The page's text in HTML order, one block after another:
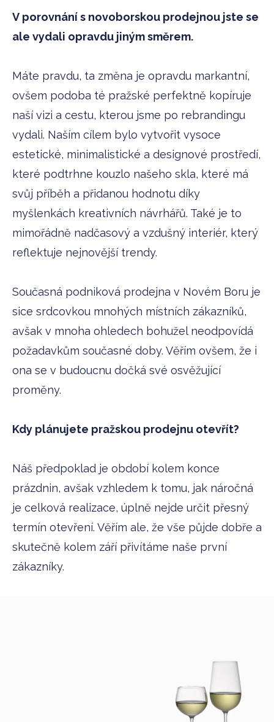
V porovnání s novoborskou prodejnou jste se
ale vydali opravdu jiným směrem.
Máte pravdu, ta změna je opravdu markantní,
ovšem podoba té pražské perfektně kopíruje
naší vizi a cestu, kterou jsme po rebrandingu
vydali. Naším cílem bylo vytvořit vysoce
estetické, minimalistické a designové prostředí,
které podtrhne kouzlo našeho skla, které má
svůj příběh a přidanou hodnotu díky
myšlenkách kreativních návrhářů. Také je to
mimořádně nadčasový a vzdušný interiér, který
reflektuje nejnovější trendy.
Současná podniková prodejna v Novém Boru je
sice srdcovkou mnohých místních zákazníků,
avšak v mnoha ohledech bohužel neodpovídá
požadavkům současné doby. Věřím ovšem, že i
ona se v budoucnu dočká své osvěžující
proměny.
Kdy plánujete pražskou prodejnu otevřít?
Náš předpoklad je období kolem konce
prázdnin, avšak vzhledem k tomu, jak náročná
je celková realizace, úplně nejde určit přesný
termín otevření. Věřím ale, že vše půjde dobře a
skutečně kolem září přivítáme naše první
zákazníky.